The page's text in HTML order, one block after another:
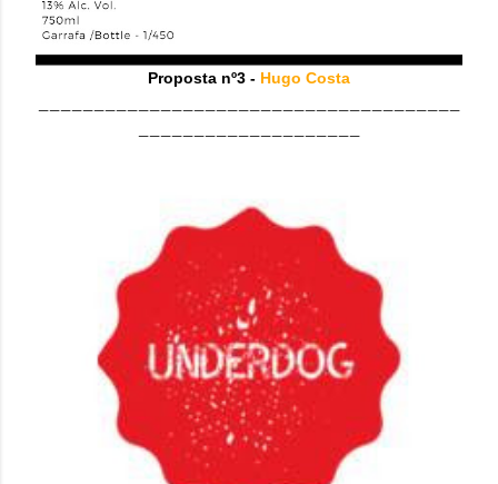
Proposta nº3 - Hugo Costa